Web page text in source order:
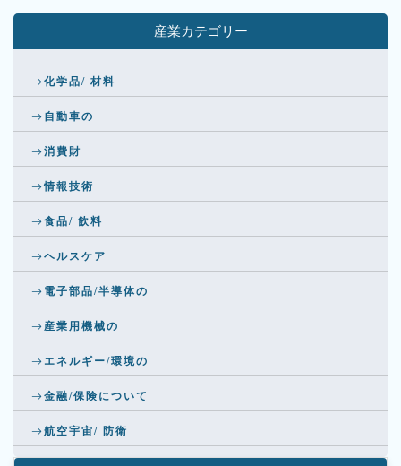
産業カテゴリー
化学品/ 材料
自動車の
消費財
情報技術
食品/ 飲料
ヘルスケア
電子部品/半導体の
産業用機械の
エネルギー/環境の
金融/保険について
航空宇宙/ 防衛